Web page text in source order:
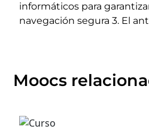
informáticos para
navegación segura 3. El
Moocs